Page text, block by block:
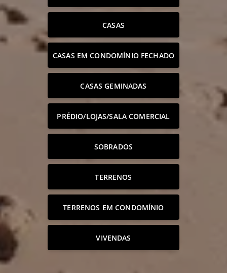
CASAS
CASAS EM CONDOMÍNIO FECHADO
CASAS GEMINADAS
PRÉDIO/LOJAS/SALA COMERCIAL
SOBRADOS
TERRENOS
TERRENOS EM CONDOMÍNIO
VIVENDAS